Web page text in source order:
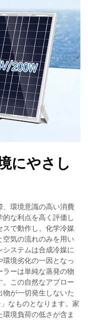
にやさし
環境意識の高い消費
な利点を高く評価し
スで動作し、化学冷媒
気の流れのみを用い
ステムは合成冷媒に
境劣化の一因となっ
ーは単純な蒸発の物
この自然なアプロー
が一切発生しないた
なものとなります。家
境負荷の低さが含ま